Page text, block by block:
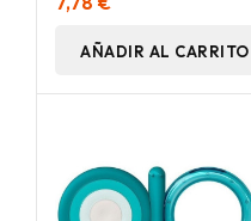
Higiénica
AÑADIR AL CARRITO